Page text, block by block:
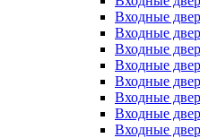
Входные
Входные
Входные
Входные
Входные
Входные
Входные
Входные